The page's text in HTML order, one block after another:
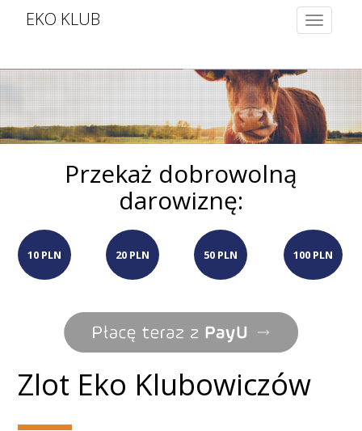
EKO KLUB
Toggle
Przekaż dobrowolną
darowiznę:
10 PLN 20 PLN 50 PLN 100 PLN
Zlot Eko Klubowiczów